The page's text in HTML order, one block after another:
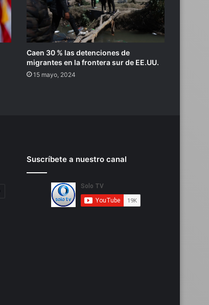
Caen 30 % las detenciones de
migrantes en la frontera sur de EE.UU.
15 mayo, 2024
Suscríbete a nuestro canal